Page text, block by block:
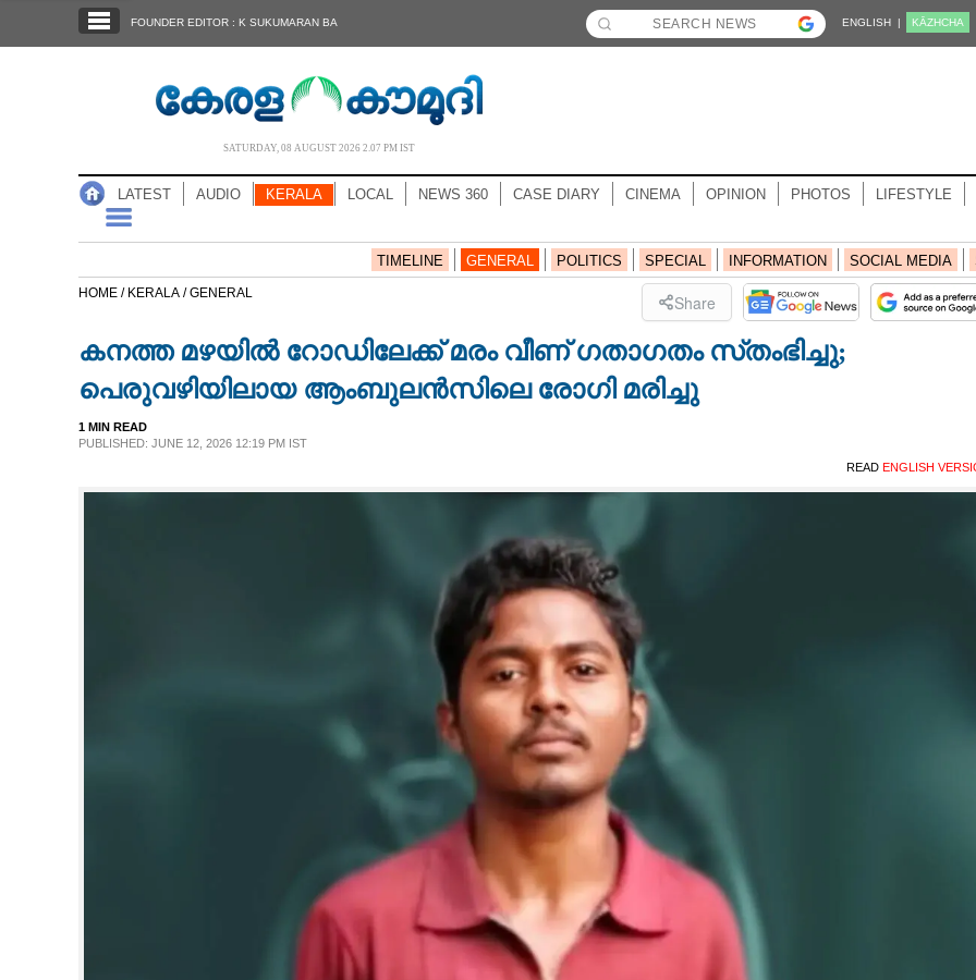
NOTIFIED NEWS
NEWS 360
CASE DIARY
FOUNDER EDITOR : K SUKUMARAN BA ENGLISH | KĀZHCHA
SATURDAY, 08 AUGUST 2026 2.07 PM IST
LATEST AUDIO KERALA LOCAL NEWS 360 CASE DIARY CINEMA OPINION PHOTOS LIFESTYLE
TIMELINE GENERAL POLITICS SPECIAL INFORMATION SOCIAL MEDIA
HOME / KERALA /GENERAL Share
കനത്ത മഴയിൽ റോഡിലേക്ക് മരം വീണ് ഗതാഗതം സ്‌തംഭിച്ചു;
പെരുവഴിയിലായ ആംബുലൻസിലെ രോഗി മരിച്ചു
1 MIN READ
PUBLISHED: JUNE 12, 2026 12:19 PM IST
READ ENGLISH